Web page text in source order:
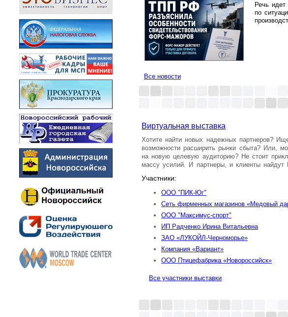
Речь
по
Все новости
Виртуальная выставка
Хотите найти новых надежных партнеров?
возможности расширить рынки сбыта? Или,
на новую целевую аудиторию? Не стоит
массу усилий. И партнеры, и клиенты найдут
Участники:
ООО "ПИК-Юг"
Сеть фирменных магазинов «Медовый
ООО "Максимус-спорт"
ИП Радченко Ирина Витальевна
ЗАО «ЛУКОЙЛ-Черноморье»
Компания «Вариант»
ООО Птицефабрика «Новороссийск»
Все участники выставки